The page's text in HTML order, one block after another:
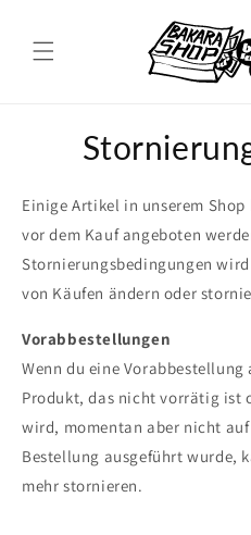
Inhalt
Einige Artikel in unserem
vor dem Kauf angeboten
Stornierungsbedingungen
von Käufen ändern oder
Vorabbestellungen
Wenn du eine
Produkt, das nicht vorrätig ist
wird, momentan aber nicht
Bestellung ausgeführt wurde,
mehr stornieren.